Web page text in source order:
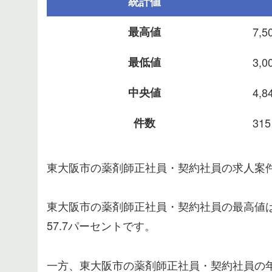
最高値
最低値
中央値
件数
315
東大阪市の薬剤師正社員・契約社員の求人案
東大阪市の薬剤師正社員・契約社員の最高
57.7パーセントです。
一方、東大阪市の薬剤師正社員・契約社員